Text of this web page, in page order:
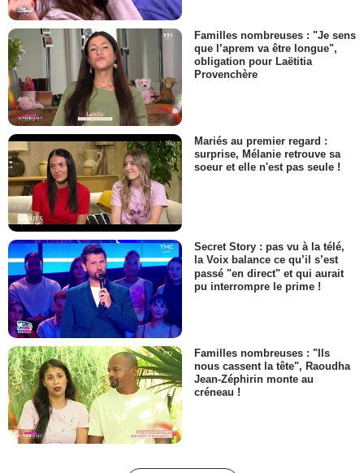
Familles nombreuses : "Je sens
que l’aprem va être longue",
obligation pour Laëtitia
Provenchère
Mariés au premier regard :
surprise, Mélanie retrouve sa
soeur et elle n'est pas seule !
Secret Story : pas vu à la télé,
la Voix balance ce qu’il s’est
passé "en direct" et qui aurait
pu interrompre le prime !
Familles nombreuses : "Ils
nous cassent la tête", Raoudha
Jean-Zéphirin monte au
créneau !